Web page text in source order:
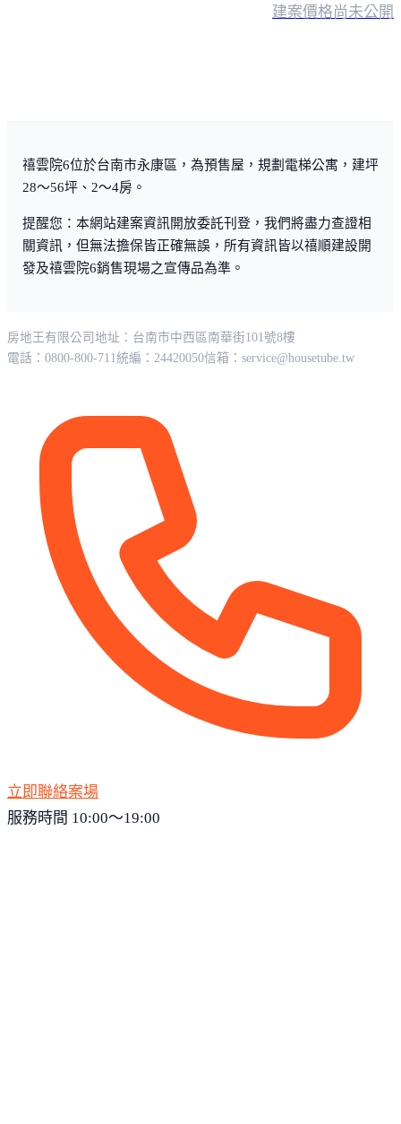
建案價格尚未公開
禧雲院6位於台南市永康區，為預售屋，規劃電梯公寓，建坪
28～56坪、2～4房。
提醒您：本網站建案資訊開放委託刊登，我們將盡力查證相
關資訊，但無法擔保皆正確無誤，所有資訊皆以禧順建設開
發及禧雲院6銷售現場之宣傳品為準。
房地王有限公司 地址：台南市中西區南華街101號8樓
電話：0800-800-711統編：24420050信箱： service@housetube.tw
立即聯絡案場
服務時間 10:00～19:00